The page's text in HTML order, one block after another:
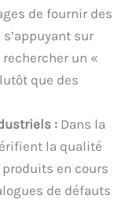
de fournir des
sur
un «
que des
: Dans la
la qualité
en cours
de défauts